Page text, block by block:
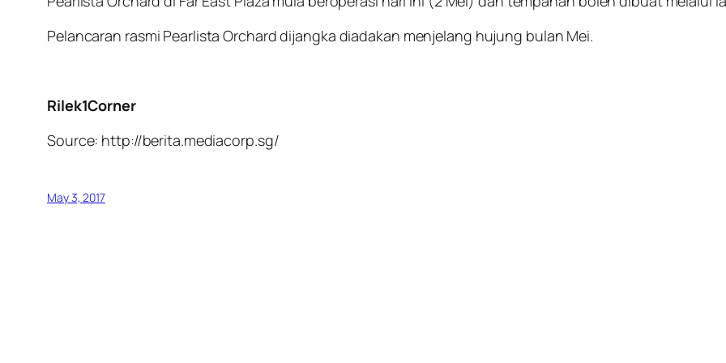
Pelancaran rasmi Pearlista Orchard dijangka diadakan menjelang hujung bulan Mei.
Rilek1Corner
Source: http://berita.mediacorp.sg/
May 3, 2017